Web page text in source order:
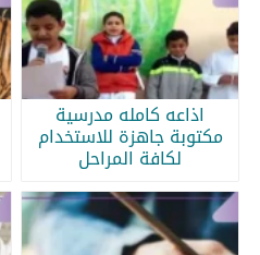
اذاعه كامله مدرسية
مكتوبة جاهزة للاستخدام
لكافة المراحل